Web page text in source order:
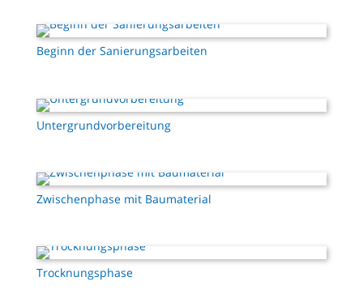
Beginn der Sanierungsarbeiten
Untergrundvorbereitung
Zwischenphase mit Baumaterial
Trocknungsphase